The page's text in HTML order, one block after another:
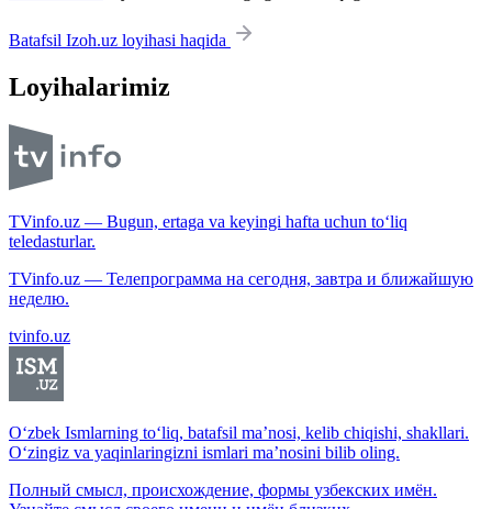
Batafsil Izoh.uz loyihasi haqida
Loyihalarimiz
TVinfo.uz — Bugun, ertaga va keyingi hafta uchun to‘liq
teledasturlar.
TVinfo.uz — Телепрограмма на сегодня, завтра и ближайшую
неделю.
tvinfo.uz
O‘zbek Ismlarning to‘liq, batafsil ma’nosi, kelib chiqishi, shakllari.
O‘zingiz va yaqinlaringizni ismlari ma’nosini bilib oling.
Полный смысл, происхождение, формы узбекских имён.